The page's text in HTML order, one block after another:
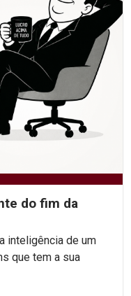
do fim da
inteligência de um
que tem a sua